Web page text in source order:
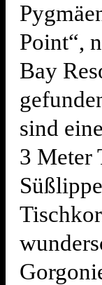
Point“,
Bay
sind
3 Meter